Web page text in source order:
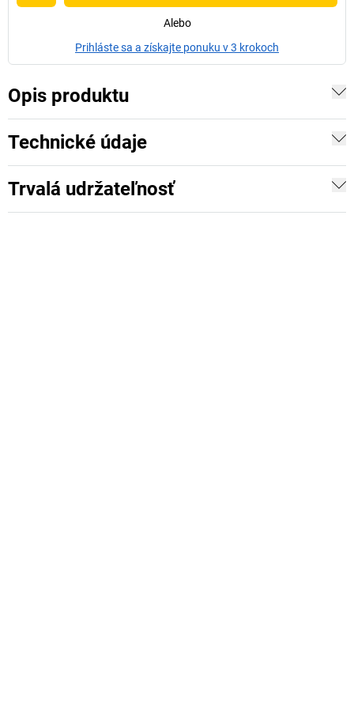
Alebo
Prihláste sa a získajte ponuku v 3 krokoch
Opis produktu
Technické údaje
Trvalá udržateľnosť